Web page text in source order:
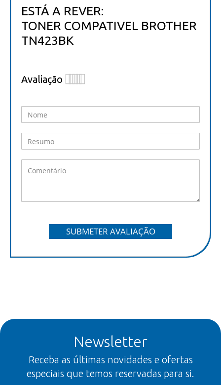
ESTÁ A REVER:
TONER COMPATIVEL BROTHER
TN423BK
Avaliação
SUBMETER AVALIAÇÃO
Newsletter
Receba as últimas novidades e ofertas
especiais que temos reservadas para si.